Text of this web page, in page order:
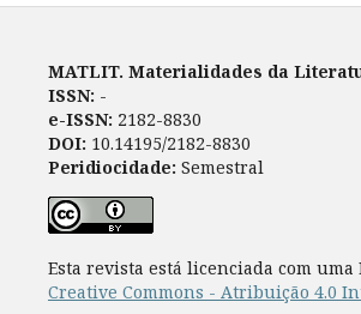
MATLIT. Materialidades da
ISSN: -
e-ISSN: 2182-8830
DOI: 10.14195/2182-8830
Peridiocidade: Semestral
Esta revista está licenciada com uma
Creative Commons - Atribuição 4.0